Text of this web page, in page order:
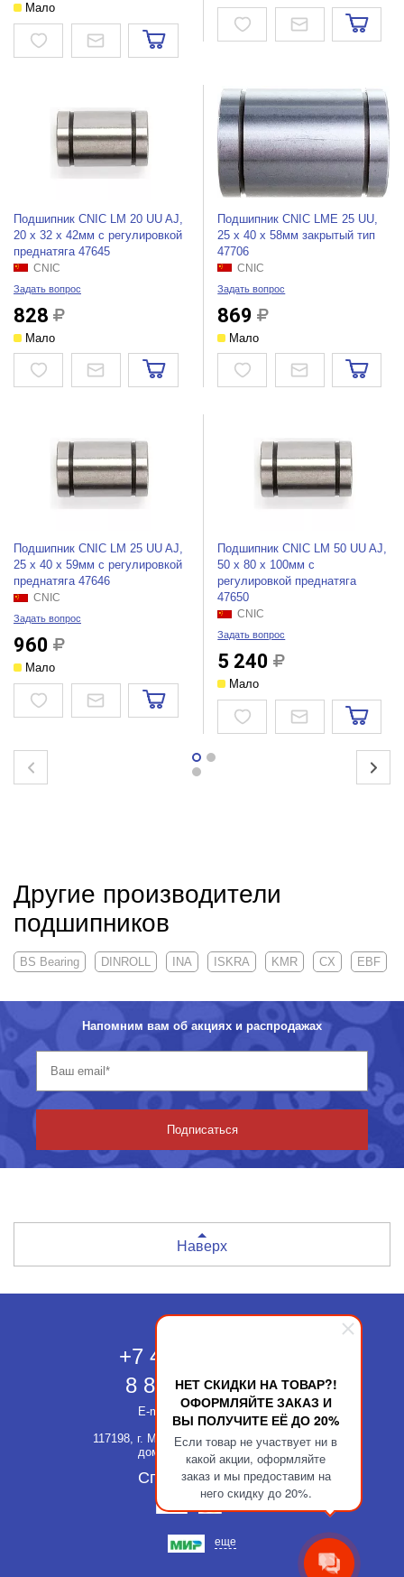
НЕТ СКИДКИ НА ТОВАР?!
ОФОРМЛЯЙТЕ ЗАКАЗ И
ВЫ ПОЛУЧИТЕ ЕЁ ДО 20%
Если товар не участвует ни в
какой акции, оформляйте
заказ и мы предоставим на
него скидку до 20%.
Мало
Подшипник CNIC LM 20 UU AJ,
20 х 32 х 42мм с регулировкой
преднатяга 47645
CNIC
Задать вопрос
828
Мало
Подшипник CNIC LME 25 UU,
25 х 40 х 58мм закрытый тип
47706
CNIC
Задать вопрос
869
Мало
Подшипник CNIC LM 25 UU AJ,
25 х 40 х 59мм с регулировкой
преднатяга 47646
CNIC
Задать вопрос
960
Мало
Подшипник CNIC LM 50 UU AJ,
50 х 80 х 100мм с
регулировкой преднатяга
47650
CNIC
Задать вопрос
5 240
Мало
Другие производители
подшипников
BS Bearing DINROLL INA ISKRA KMR CX EBF
Напомним вам об акциях и распродажах
Подписаться
Наверх
+7 495 118-43-83
8 800 511-52-66
E-mail:
info@kupatika.ru
117198, г. Москва, ул. Миклухо-Маклая,
дом 8, стр. 3, офис 311
Способы оплаты
еще